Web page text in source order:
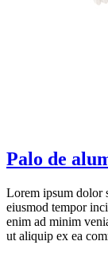
Palo de
Lorem ipsum dolor
eiusmod tempor
enim ad minim
ut aliquip ex ea